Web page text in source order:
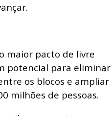
maior pacto de livre
potencial para eliminar
os blocos e ampliar
milhões de pessoas.